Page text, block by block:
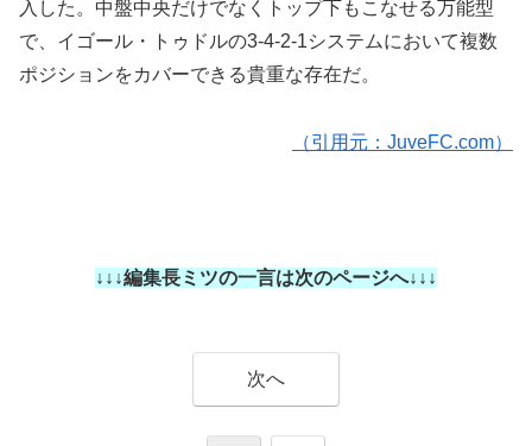
入した。中盤中央だけでなくトップ下もこなせる万能型
で、イゴール・トゥドルの3-4-2-1システムにおいて複数
ポジションをカバーできる貴重な存在だ。
（引用元：JuveFC.com）
↓↓↓編集長ミツの一言は次のページへ↓↓↓
次へ